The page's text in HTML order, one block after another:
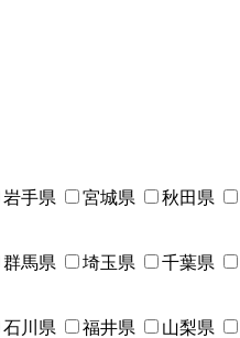
岩手県 宮城県 秋田県
群馬県 埼玉県 千葉県
石川県 福井県 山梨県